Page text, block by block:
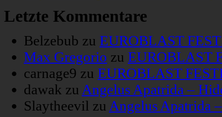
Letzte Kommentare
Belzebub zu EUROBLAST
Max Gregorio zu EUROBLAST
carnage9 zu EUROBLAST
dawak zu Angelus Apatrida –
Slaytheevil zu Angelus Apatrida